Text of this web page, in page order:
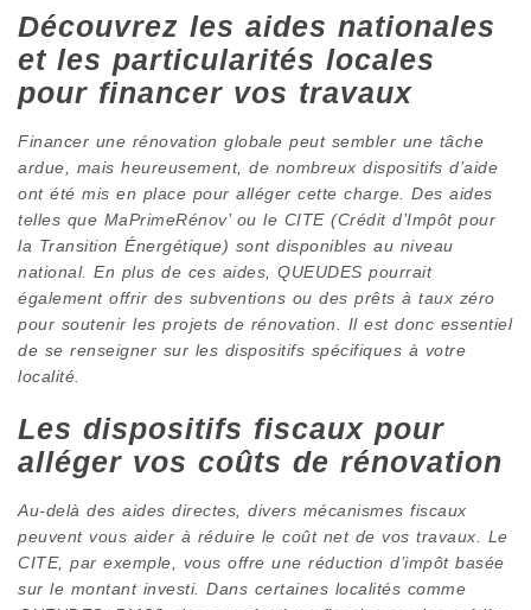
Découvrez les aides nationales
et les particularités locales
pour financer vos travaux
Financer une rénovation globale peut sembler une tâche
ardue, mais heureusement, de nombreux dispositifs d’aide
ont été mis en place pour alléger cette charge. Des aides
telles que MaPrimeRénov’ ou le CITE (Crédit d’Impôt pour
la Transition Énergétique) sont disponibles au niveau
national. En plus de ces aides, QUEUDES pourrait
également offrir des subventions ou des prêts à taux zéro
pour soutenir les projets de rénovation. Il est donc essentiel
de se renseigner sur les dispositifs spécifiques à votre
localité.
Les dispositifs fiscaux pour
alléger vos coûts de rénovation
Au-delà des aides directes, divers mécanismes fiscaux
peuvent vous aider à réduire le coût net de vos travaux. Le
CITE, par exemple, vous offre une réduction d’impôt basée
sur le montant investi. Dans certaines localités comme